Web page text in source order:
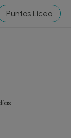
Puntos Liceo